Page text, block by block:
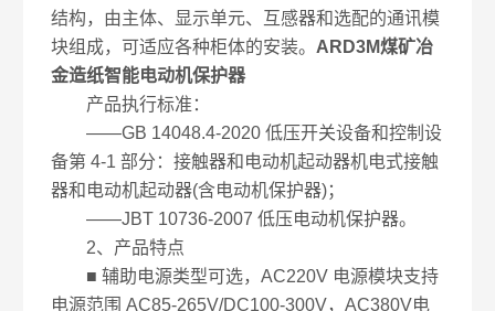
结构，由主体、显示单元、互感器和选配的通讯模
块组成，可适应各种柜体的安装。 ARD3M煤矿冶
金造纸智能电动机保护器
产品执行标准：
——GB 14048.4-2020 低压开关设备和控制设
备第 4-1 部分：接触器和电动机起动器机电式接触
器和电动机起动器(含电动机保护器)；
——JBT 10736-2007 低压电动机保护器。
2、产品特点
■ 辅助电源类型可选，AC220V 电源模块支持
电源范围 AC85-265V/DC100-300V，AC380V电